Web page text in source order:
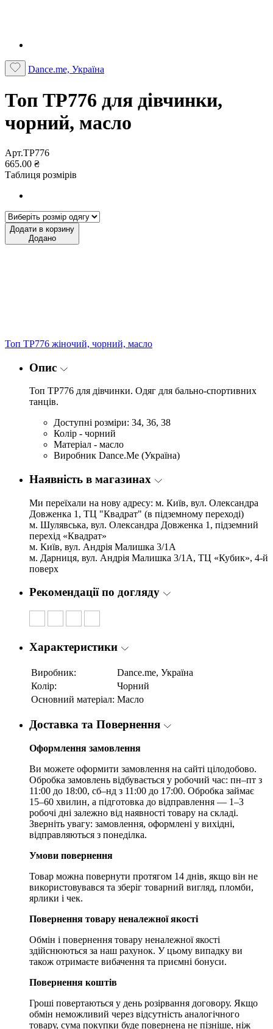
Dance.me, Україна
Топ TP776 для дівчинки,
чорний, масло
Арт.TP776
665.00 ₴
Таблиця розмірів
Додати в корзину
Додано
Топ TP776 жіночий, чорний, масло
Опис
Топ TP776 для дівчинки. Одяг для бально-спортивних
танців.
Доступні розміри: 34, 36, 38
Колір - чорний
Матеріал - масло
Виробник Dance.Me (Україна)
Наявність в магазинах
Ми переїхали на нову адресу: м. Київ, вул. Олександра
Довженка 1, ТЦ "Квадрат" (в підземному переході)
м. Шулявська, вул. Олександра Довженка 1, підземний
перехід «Квадрат»
м. Київ, вул. Андрія Малишка 3/1А
м. Дарниця, вул. Андрія Малишка 3/1А, ТЦ «Кубик», 4-й
поверх
Рекомендації по догляду
Характеристики
Виробник:
Dance.me, Україна
Колір:
Чорний
Основний матеріал: Масло
Доставка та Повернення
Оформлення замовлення
Ви можете оформити замовлення на сайті цілодобово.
Обробка замовлень відбувається у робочий час: пн–пт з
11:00 до 18:00, сб–нд з 11:00 до 17:00. Обробка займає
15–60 хвилин, а підготовка до відправлення — 1–3
робочі дні залежно від наявності товару на складі.
Зверніть увагу: замовлення, оформлені у вихідні,
відправляються з понеділка.
Умови повернення
Товар можна повернути протягом 14 днів, якщо він не
використовувався та зберіг товарний вигляд, пломби,
ярлики і чек.
Повернення товару неналежної якості
Обмін і повернення товару неналежної якості
здійснюються за наш рахунок. У цьому випадку ви
також отримаєте вибачення та приємні бонуси.
Повернення коштів
Гроші повертаються у день розірвання договору. Якщо
обмін неможливий через відсутність аналогічного
товару, сума покупки буде повернена не пізніше, ніж